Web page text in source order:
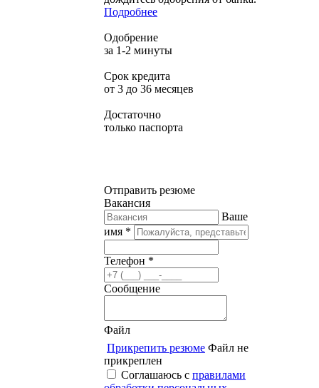
Подробнее
Одобрение
за 1-2 минуты
Срок кредита
от 3 до 36 месяцев
Достаточно
только паспорта
Отправить резюме
Вакансия
Ваше
имя *
Телефон *
Сообщение
Файл
Прикрепить резюме Файл не
прикреплен
Соглашаюсь с правилами